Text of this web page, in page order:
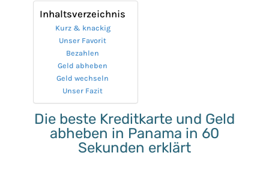
Inhaltsverzeichnis
Kurz & knackig
Unser Favorit
Bezahlen
Geld abheben
Geld wechseln
Unser Fazit
Die beste Kreditkarte und Geld
abheben in Panama in 60
Sekunden erklärt